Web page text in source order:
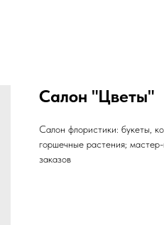
Салон "Цветы"
Салон флористики: букеты,
горшечные растения;
заказов